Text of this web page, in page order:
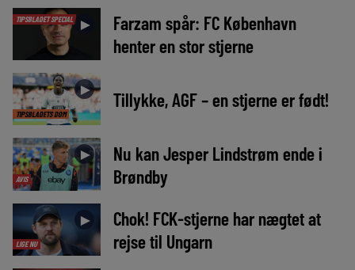
TIPSBLADET SPECIAL ►
Farzam spår: FC København
henter en stor stjerne
TIPSBLADETS DOM
► Tillykke, AGF – en stjerne er født!
AVIS
►
Nu kan Jesper Lindstrøm ende i
Brøndby
LIGE NU
►
Chok! FCK-stjerne har nægtet at
rejse til Ungarn